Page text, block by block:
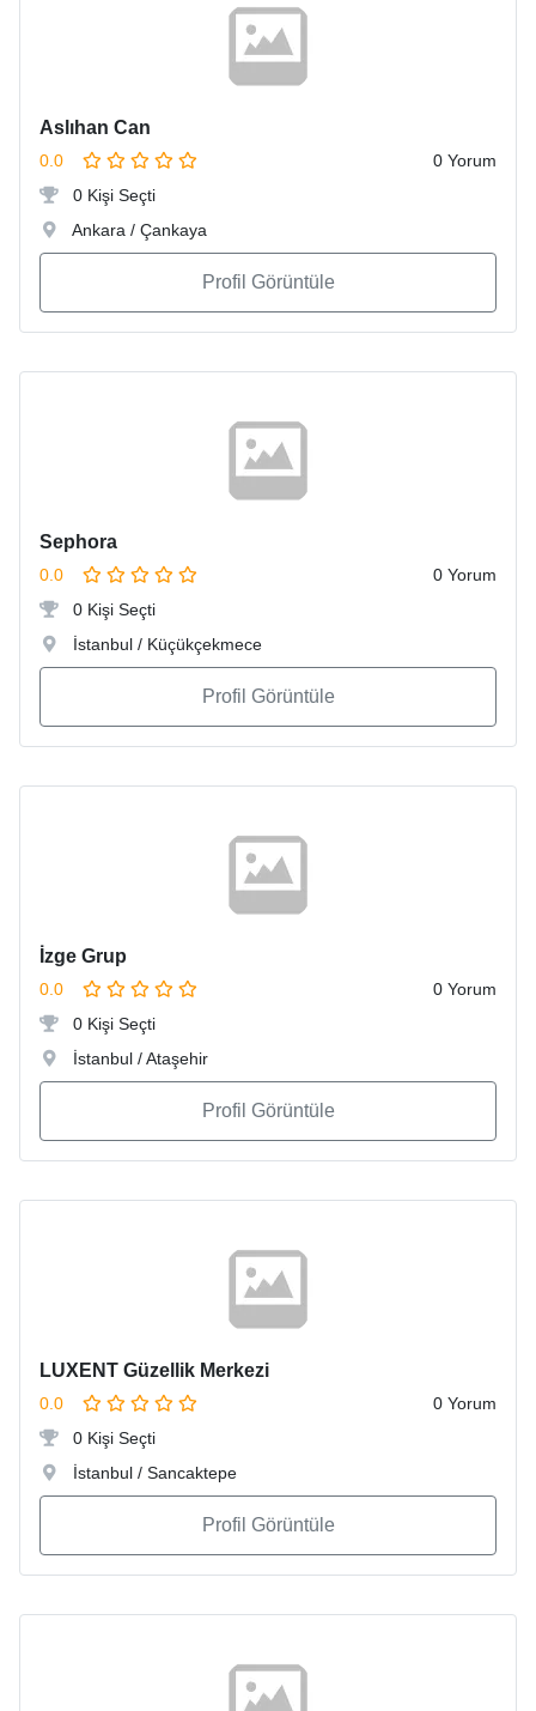
Aslıhan Can
0.0
0 Yorum
0 Kişi Seçti
Ankara / Çankaya
Profil Görüntüle
Sephora
0.0
0 Yorum
0 Kişi Seçti
İstanbul / Küçükçekmece
Profil Görüntüle
İzge Grup
0.0
0 Yorum
0 Kişi Seçti
İstanbul / Ataşehir
Profil Görüntüle
LUXENT Güzellik Merkezi
0.0
0 Yorum
0 Kişi Seçti
İstanbul / Sancaktepe
Profil Görüntüle